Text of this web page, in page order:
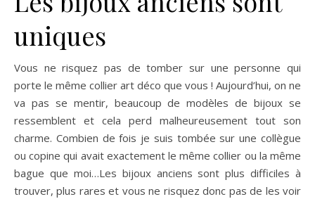
uniques
Vous ne risquez pas de tomber sur une personne qui
porte le même collier art déco que vous ! Aujourd’hui, on ne
va pas se mentir, beaucoup de modèles de bijoux se
ressemblent et cela perd malheureusement tout son
charme. Combien de fois je suis tombée sur une collègue
ou copine qui avait exactement le même collier ou la même
bague que moi…Les bijoux anciens sont plus difficiles à
trouver, plus rares et vous ne risquez donc pas de les voir